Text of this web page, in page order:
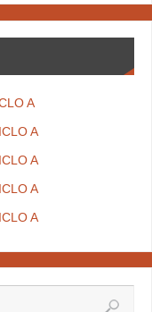
A
A
A
A
A